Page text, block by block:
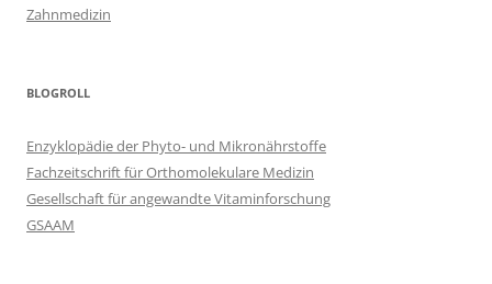
Zahnmedizin
BLOGROLL
Enzyklopädie der Phyto- und Mikronährstoffe
Fachzeitschrift für Orthomolekulare Medizin
Gesellschaft für angewandte Vitaminforschung
GSAAM